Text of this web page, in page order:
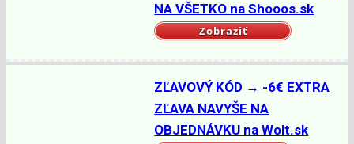
NA VŠETKO na Shooos.sk
Zobraziť
ZĽAVOVÝ KÓD → -6€ EXTRA
ZĽAVA NAVYŠE NA
OBJEDNÁVKU na Wolt.sk